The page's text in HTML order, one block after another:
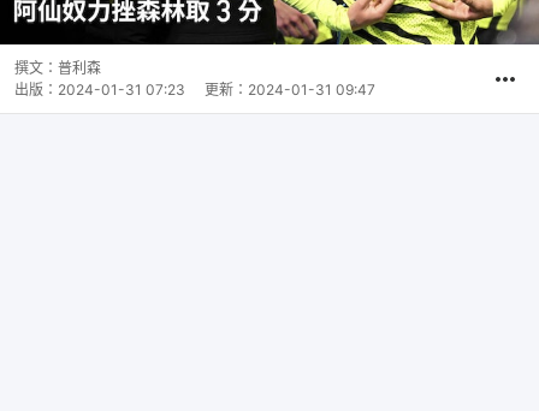
撰文： 普利森
出版： 2024-01-31 07:23 更新： 2024-01-31 09:47